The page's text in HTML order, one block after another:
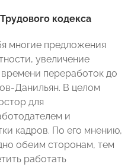
кодекса
многие предложения
увеличение
переработок до
Данильян. В целом
для
и
кадров. По его мнению,
обеим сторонам, тем
работать